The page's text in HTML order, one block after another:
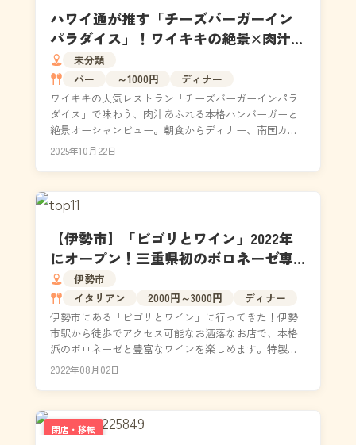
ハワイ通が推す「チーズバーガーイン
パラダイス」！ワイキキの絶景×肉汁ハ
ンバーガーで最高の一日を
未分類
バー
～1000円
ディナー
ワイキキの人気レストラン「チーズバーガーインパラ
ダイス」で味わう、肉汁あふれる本格ハンバーガーと
絶景オーシャンビュー。朝食からディナー、南国カク
テルまで揃う豊富なメニューは、ハワイ通も太鼓判の
2025年10月22日
【伊勢市】「ビゴリとワイン」2022年
にオープン！三重県初のボロネーゼ専
門店・ワイン飲み放題もあり｜メニュ
ー・駐車場
伊勢市
イタリアン
2000円～3000円
ディナー
伊勢市にある「ビゴリとワイン」に行ってきた！伊勢
市駅から徒歩でアクセス可能なお洒落なお店で、本格
派のボロネーゼと豊富なワインを楽しめます。特製の
ボロネーゼは、食品添加物などを一切使わない製法で
2022年08月02日
閉店・移転